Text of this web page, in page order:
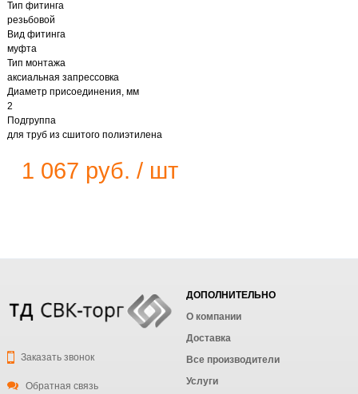
Тип фитинга
резьбовой
Вид фитинга
муфта
Тип монтажа
аксиальная запрессовка
Диаметр присоединения, мм
2
Подгруппа
для труб из сшитого полиэтилена
1 067 руб. / шт
Заказать звонок
Обратная связь
ДОПОЛНИТЕЛЬНО
О компании
Доставка
Все производители
Услуги